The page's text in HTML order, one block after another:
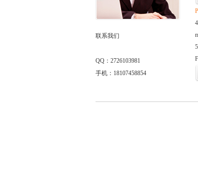
联系我们
QQ：2726103981
手机：18107458854